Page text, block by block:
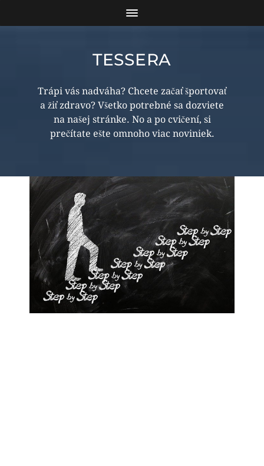
TESSERA
Trápi vás nadváha? Chcete začať športovať
a žiť zdravo? Všetko potrebné sa dozviete
na našej stránke. No a po cvičení, si
prečítate ešte omnoho viac noviniek.